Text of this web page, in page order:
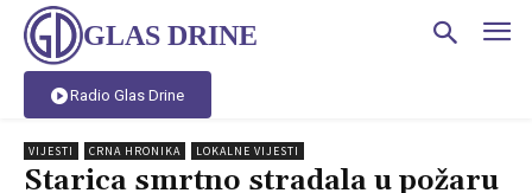
GLAS DRINE
Radio Glas Drine
VIJESTI CRNA HRONIKA LOKALNE VIJESTI
Starica smrtno stradala u požaru